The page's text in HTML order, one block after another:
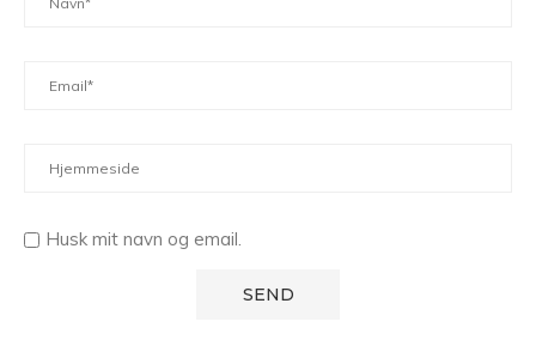
Husk mit navn og email.